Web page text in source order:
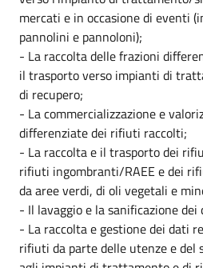
mercati e in occasione di eventi
pannolini e pannoloni);
- La raccolta delle frazioni
il trasporto verso impianti di
di recupero;
- La commercializzazione e
differenziate dei rifiuti raccolti;
- La raccolta e il trasporto dei
rifiuti ingombranti/RAEE e dei
da aree verdi, di oli vegetali e
- Il lavaggio e la sanificazione
- La raccolta e gestione dei dati
rifiuti da parte delle utenze e del